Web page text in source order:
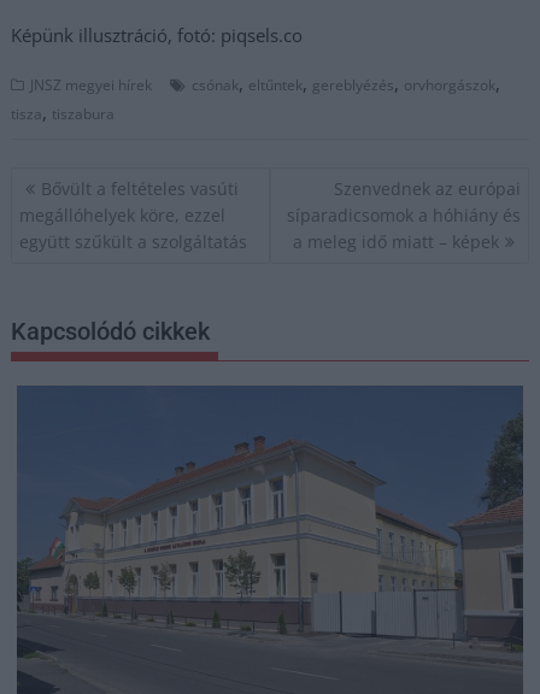
Képünk illusztráció, fotó: piqsels.co
JNSZ megyei hírek csónak, eltűntek, gereblyézés, orvhorgászok,
tisza, tiszabura
Bejegyzés
navigáció
Bővült a feltételes vasúti
megállóhelyek köre, ezzel
együtt szűkült a szolgáltatás
Szenvednek az európai
síparadicsomok a hóhiány és
a meleg idő miatt – képek
Kapcsolódó cikkek